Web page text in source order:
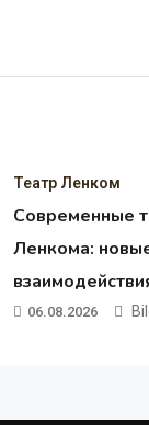
Театр Ленком
Современные
Ленкома:
06.08.2026